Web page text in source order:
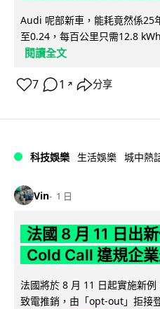
Audi 呢部新車，能耗竟然係
至0.24，每百公里只需12.8
閱讀全文
7 1 ↗ 分享
科技娛樂 生活娛樂 城中熱
Vin 1 日
法國 8 月 11 日出
Cold Call 違規企
法國將於 8 月 11 日起實施新
致電推銷，由「opt-out」拒接